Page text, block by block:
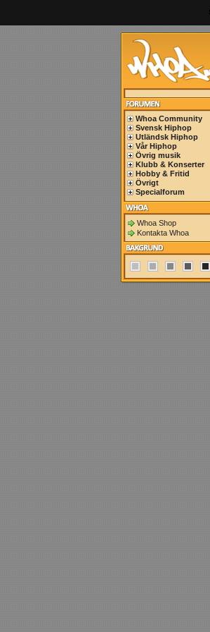
Whoa Community
Svensk Hiphop
Utländsk Hiphop
Vår Hiphop
Övrig musik
Klubb & Konserter
Hobby & Fritid
Övrigt
Specialforum
Whoa Shop
Kontakta Whoa